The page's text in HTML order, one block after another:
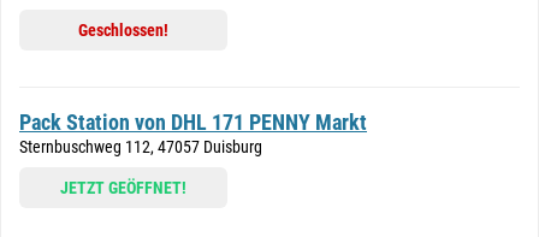
Geschlossen!
Pack Station von DHL 171 PENNY Markt
Sternbuschweg 112, 47057 Duisburg
JETZT GEÖFFNET!